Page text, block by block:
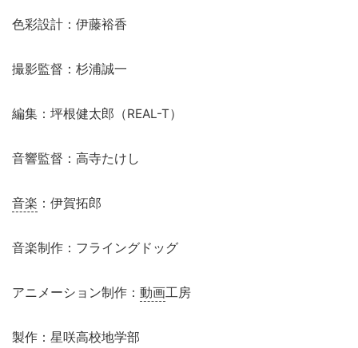
色彩設計：伊藤裕香
撮影監督：杉浦誠一
編集：坪根健太郎（REAL-T）
音響監督：高寺たけし
音楽 ：伊賀拓郎
音楽制作：フライングドッグ
アニメーション制作： 動画工房
製作：星咲高校地学部